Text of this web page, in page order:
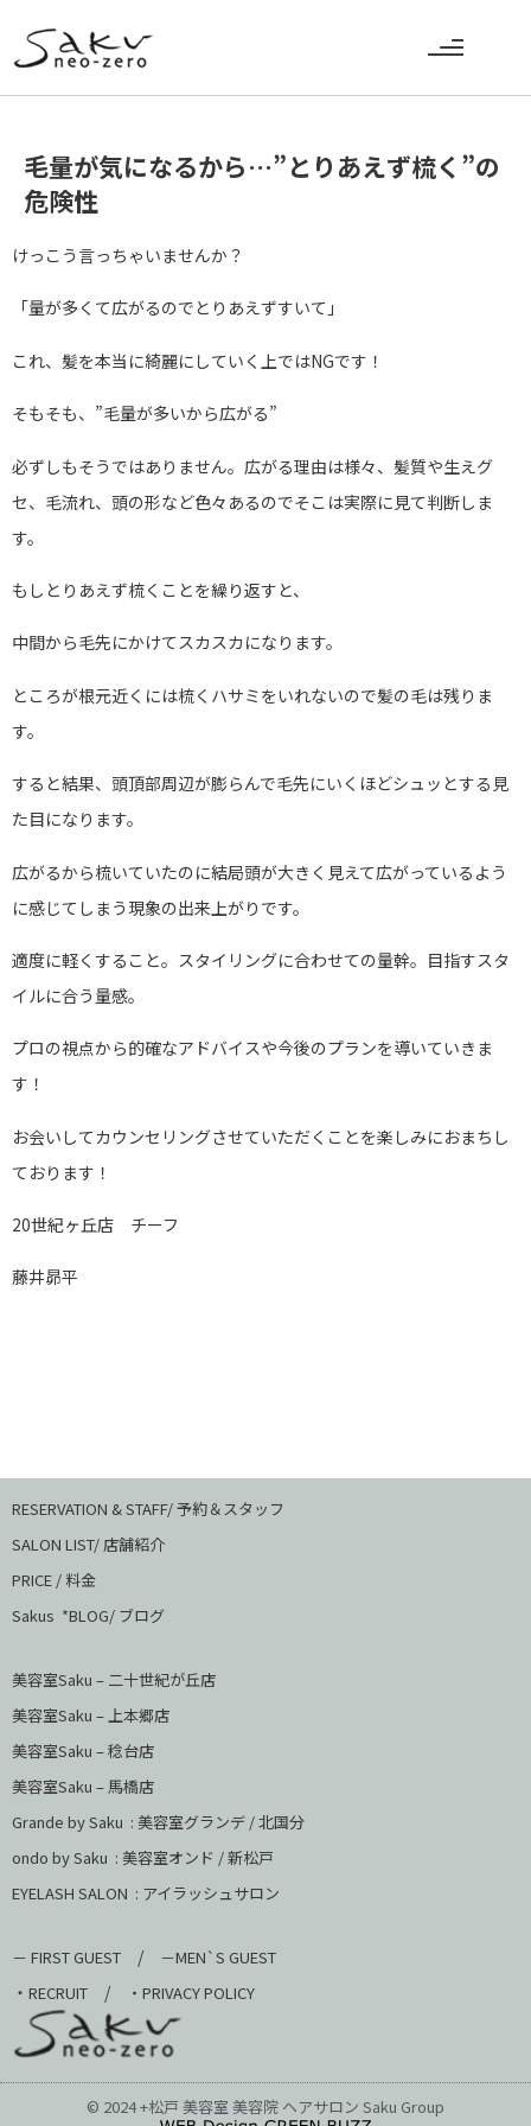
毛量が気になるから…”とりあえず梳く”の
危険性
けっこう言っちゃいませんか？
「量が多くて広がるのでとりあえずすいて」
これ、髪を本当に綺麗にしていく上ではNGです！
そもそも、”毛量が多いから広がる”
必ずしもそうではありません。広がる理由は様々、髪質や生えグ
セ、毛流れ、頭の形など色々あるのでそこは実際に見て判断しま
す。
もしとりあえず梳くことを繰り返すと、
中間から毛先にかけてスカスカになります。
ところが根元近くには梳くハサミをいれないので髪の毛は残りま
す。
すると結果、頭頂部周辺が膨らんで毛先にいくほどシュッとする見
た目になります。
広がるから梳いていたのに結局頭が大きく見えて広がっているよう
に感じてしまう現象の出来上がりです。
適度に軽くすること。スタイリングに合わせての量幹。目指すスタ
イルに合う量感。
プロの視点から的確なアドバイスや今後のプランを導いていきま
す！
お会いしてカウンセリングさせていただくことを楽しみにおまちし
ております！
20世紀ヶ丘店 チーフ
藤井昴平
RESERVATION & STAFF/ 予約＆スタッフ
SALON LIST/ 店舗紹介
PRICE / 料金
Sakus *BLOG/ ブログ
美容室Saku – 二十世紀が丘店
美容室Saku –上本郷店
美容室Saku –稔台店
美容室Saku – 馬橋店
Grande by Saku : 美容室グランデ / 北国分
ondo by Saku : 美容室オンド / 新松戸
EYELASH SALON : アイラッシュサロン
－ FIRST GUEST / －MEN`S GUEST
・ RECRUIT / ・PRIVACY POLICY
© 2024 +松戸 美容室 美容院 ヘアサロン Saku Group